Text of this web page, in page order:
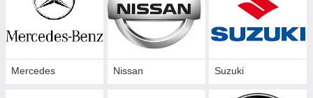
Mercedes Nissan Suzuki